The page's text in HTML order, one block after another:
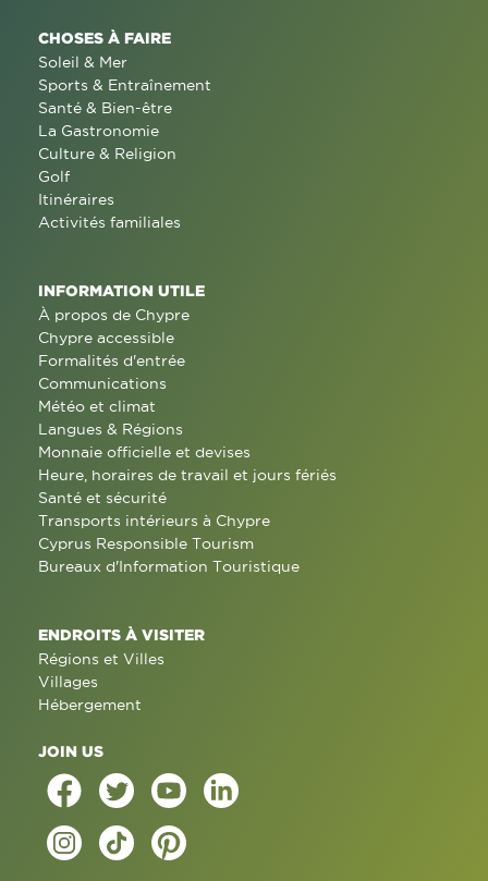
CHOSES À FAIRE
Soleil & Mer
Sports & Entraînement
Santé & Bien-être
La Gastronomie
Culture & Religion
Golf
Itinéraires
Activités familiales
INFORMATION UTILE
À propos de Chypre
Chypre accessible
Formalités d'entrée
Communications
Météo et climat
Langues & Régions
Monnaie officielle et devises
Heure, horaires de travail et jours fériés
Santé et sécurité
Transports intérieurs à Chypre
Cyprus Responsible Tourism
Bureaux d'Information Touristique
ENDROITS À VISITER
Régions et Villes
Villages
Hébergement
JOIN US